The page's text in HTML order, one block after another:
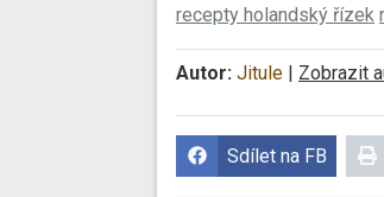
recepty holandský řízek
Autor: Jitule Zobrazit
Sdílet na FB